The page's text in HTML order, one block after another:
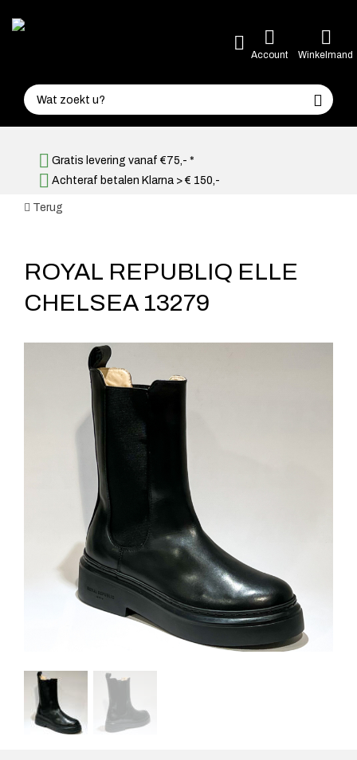
Account Winkelmand
Gratis levering vanaf €75,- *
Achteraf betalen Klarna > € 150,-
Terug
ROYAL REPUBLIQ ELLE
CHELSEA 13279